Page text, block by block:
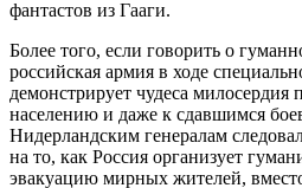
фантастов из Гааги.
Более того, если говорить о
российская армия в ходе
демонстрирует чудеса
населению и даже к сдавшимся
Нидерландским генералам
на то, как Россия организует
эвакуацию мирных жителей,